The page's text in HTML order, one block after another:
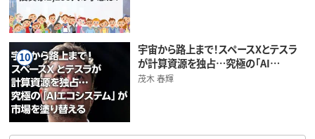
10
宇宙から路上まで！スペースXとテスラ
が計算資源を独占…究極の「AI…
茂木 春輝